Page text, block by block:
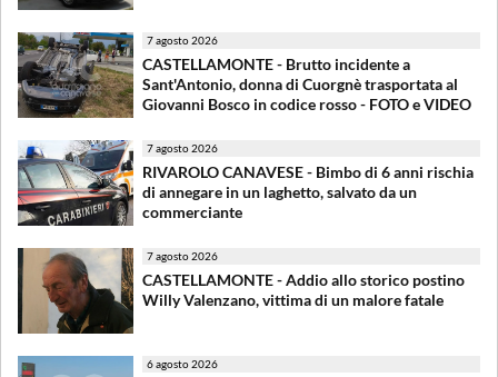
7 agosto 2026
CASTELLAMONTE - Brutto incidente a
Sant'Antonio, donna di Cuorgnè trasportata al
Giovanni Bosco in codice rosso - FOTO e VIDEO
7 agosto 2026
RIVAROLO CANAVESE - Bimbo di 6 anni rischia
di annegare in un laghetto, salvato da un
commerciante
7 agosto 2026
CASTELLAMONTE - Addio allo storico postino
Willy Valenzano, vittima di un malore fatale
6 agosto 2026